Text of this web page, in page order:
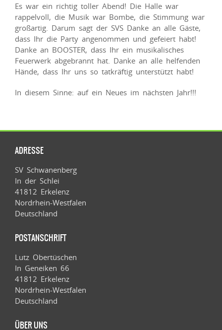
Es war ein richtig toller Abend! Die Halle war
rappelvoll, die Musik war Bombe, die Stimmung war
großartig. Darum sagt der SVS Danke an alle Gäste,
dass Ihr die Party angenommen und gefeiert habt!
Danke an BOOSTER, dass Ihr ein musikalisches
Feuerwerk abgebrannt hat. Danke an alle helfenden
Hände, dass Ihr uns so tatkräftig unterstützt habt!
In diesem Sinne: auf ein Neues im nächsten Jahr!!!
ADRESSE
SV Schwanenberg
In der Schlei
41812 Erkelenz
Nordrhein-Westfalen
Deutschland
POSTANSCHRIFT
Lutz Obertüschen
In Geneiken 66
41812 Erkelenz
Nordrhein-Westfalen
Deutschland
ÜBER UNS